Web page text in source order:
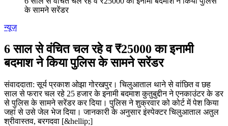
के सामने सरेंडर
न्यूज़
6 साल से वंचित चल रहे व ₹25000 का इनामी
बदमाश ने किया पुलिस के सामने सरेंडर
संवाददाता: सूर्य प्रकाश ओझा गोरखपुर। चिलुआताल थाने से वांछित व छह
साल से फरार चल रहे 25 हजार के इनामी बदमाश कुतुबुद्दीन ने एनकाउंटर के डर
से पुलिस के सामने सरेंडर कर दिया। पुलिस ने शुक्रवार को कोर्ट में पेश किया
जहां से उसे जेल भेज दिया। जानकारी के अनुसार इंस्पेक्टर चिलुआताल अतुल
श्रीवास्तव, बरगदवा [&hellip;]